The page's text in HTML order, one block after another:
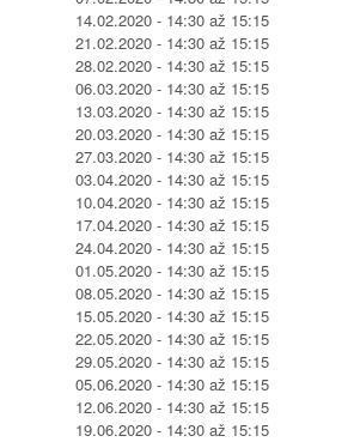
14.02.2020 - 14:30 až 15:15
21.02.2020 - 14:30 až 15:15
28.02.2020 - 14:30 až 15:15
06.03.2020 - 14:30 až 15:15
13.03.2020 - 14:30 až 15:15
20.03.2020 - 14:30 až 15:15
27.03.2020 - 14:30 až 15:15
03.04.2020 - 14:30 až 15:15
10.04.2020 - 14:30 až 15:15
17.04.2020 - 14:30 až 15:15
24.04.2020 - 14:30 až 15:15
01.05.2020 - 14:30 až 15:15
08.05.2020 - 14:30 až 15:15
15.05.2020 - 14:30 až 15:15
22.05.2020 - 14:30 až 15:15
29.05.2020 - 14:30 až 15:15
05.06.2020 - 14:30 až 15:15
12.06.2020 - 14:30 až 15:15
19.06.2020 - 14:30 až 15:15